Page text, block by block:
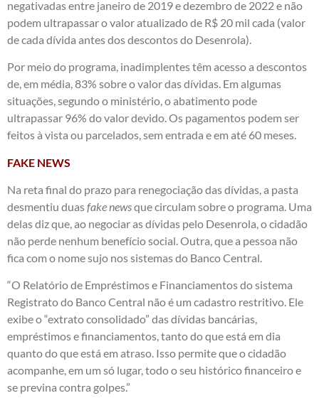
negativadas entre janeiro de 2019 e dezembro de 2022 e não
podem ultrapassar o valor atualizado de R$ 20 mil cada (valor
de cada dívida antes dos descontos do Desenrola).
Por meio do programa, inadimplentes têm acesso a descontos
de, em média, 83% sobre o valor das dívidas. Em algumas
situações, segundo o ministério, o abatimento pode
ultrapassar 96% do valor devido. Os pagamentos podem ser
feitos à vista ou parcelados, sem entrada e em até 60 meses.
FAKE NEWS
Na reta final do prazo para renegociação das dívidas, a pasta
desmentiu duasfake newsque circulam sobre o programa. Uma
delas diz que, ao negociar as dívidas pelo Desenrola, o cidadão
não perde nenhum benefício social. Outra, que a pessoa não
fica com o nome sujo nos sistemas do Banco Central.
“O Relatório de Empréstimos e Financiamentos do sistema
Registrato do Banco Central não é um cadastro restritivo. Ele
exibe o “extrato consolidado” das dívidas bancárias,
empréstimos e financiamentos, tanto do que está em dia
quanto do que está em atraso. Isso permite que o cidadão
acompanhe, em um só lugar, todo o seu histórico financeiro e
se previna contra golpes.”